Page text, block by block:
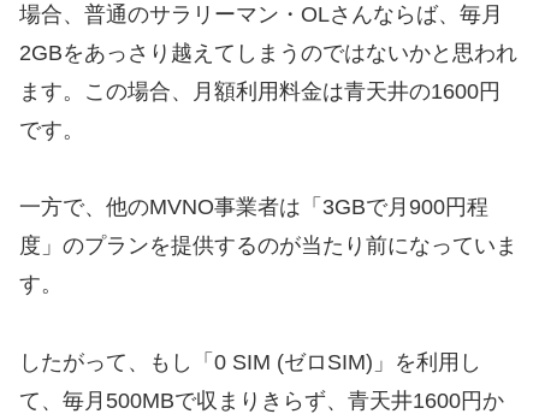
場合、普通のサラリーマン・OLさんならば、毎月
2GBをあっさり越えてしまうのではないかと思われ
ます。この場合、月額利用料金は青天井の1600円
です。
一方で、他のMVNO事業者は「3GBで月900円程
度」のプランを提供するのが当たり前になっていま
す。
したがって、もし「0 SIM (ゼロSIM)」を利用し
て、毎月500MBで収まりきらず、青天井1600円か